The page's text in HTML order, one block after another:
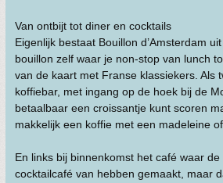
Van ontbijt tot diner en cocktails
Eigenlijk bestaat Bouillon d’Amsterdam
bouillon zelf waar je non-stop van lunch
van de kaart met Franse klassiekers. Als
koffiebar, met ingang op de hoek bij de
betaalbaar een croissantje kunt scoren
makkelijk een koffie met een madeleine
En links bij binnenkomst het café waar
cocktailcafé van hebben gemaakt, maar